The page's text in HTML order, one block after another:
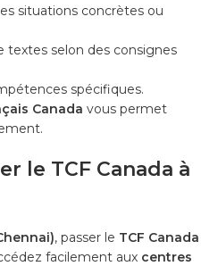
situations concrètes ou
textes selon des consignes
spécifiques.
Canada vous permet
le TCF Canada à
, passer le TCF Canada
facilement aux centres